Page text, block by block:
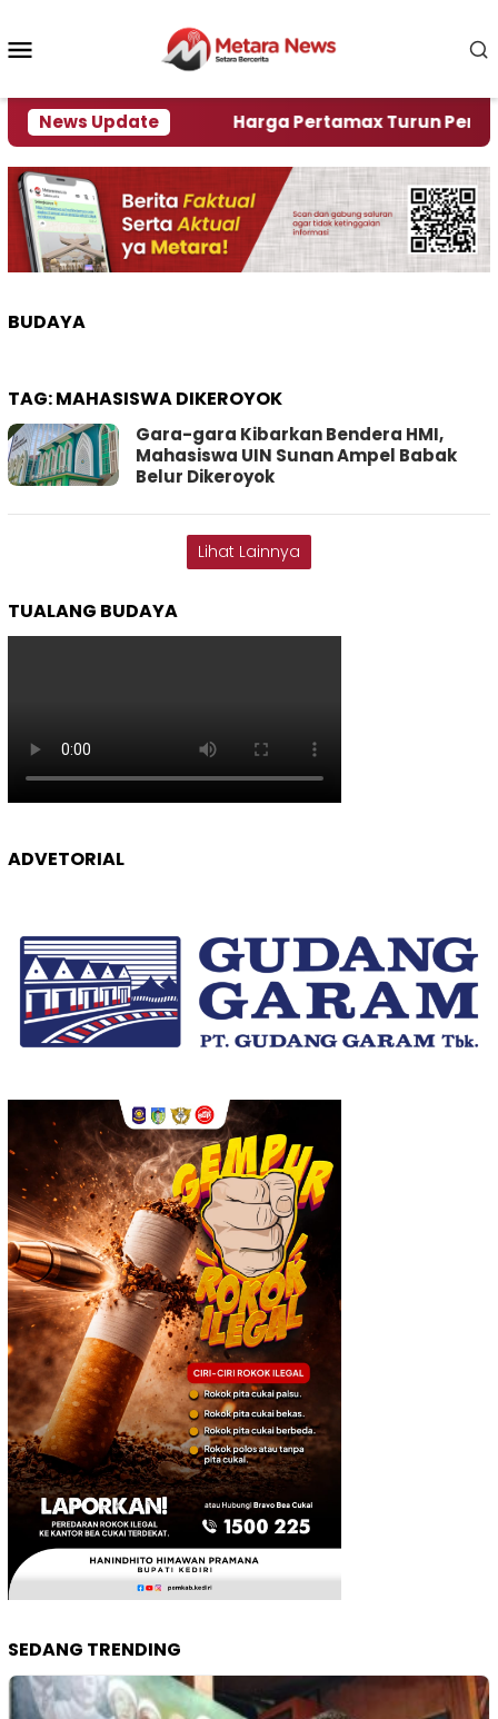
konten
News Update
Krisi Air Harga Pertamax Turun Per Hari
BUDAYA
TAG:MAHASISWA DIKEROYOK
Gara-gara Kibarkan Bendera HMI,
Mahasiswa UIN Sunan Ampel Babak
Belur Dikeroyok
Lihat Lainnya
TUALANG BUDAYA
ADVETORIAL
SEDANG TRENDING